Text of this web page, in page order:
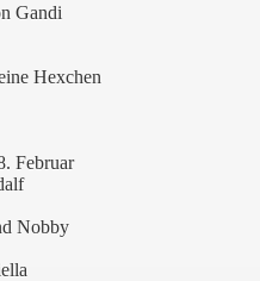
Gandi
Hexchen
Februar
Nobby